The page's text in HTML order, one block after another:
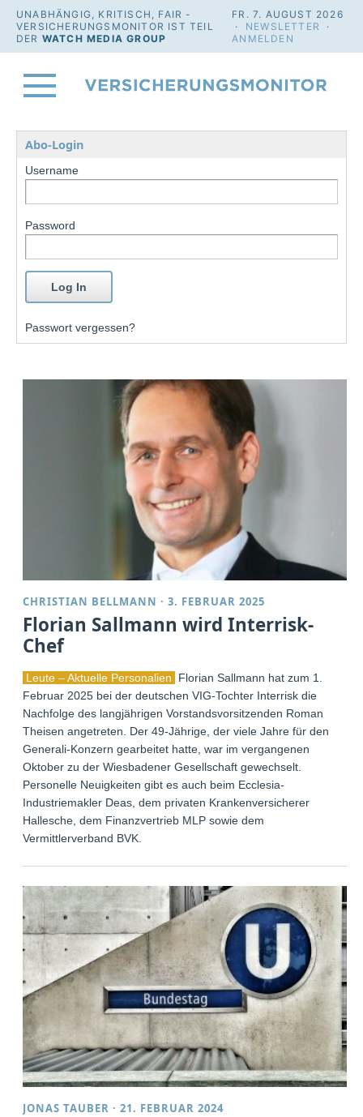
UNABHÄNGIG, KRITISCH, FAIR -
VERSICHERUNGSMONITOR IST TEIL
DER WATCH MEDIA GROUP
FR. 7. AUGUST 2026
· NEWSLETTER
·
ANMELDEN
Abo-Login
Username
Password
Passwort vergessen?
CHRISTIAN BELLMANN ·3. FEBRUAR 2025
Florian Sallmann wird Interrisk-
Chef
Leute – Aktuelle Personalien
Florian Sallmann hat zum 1.
Februar 2025 bei der deutschen VIG-Tochter Interrisk die
Nachfolge des langjährigen Vorstandsvorsitzenden Roman
Theisen angetreten. Der 49-Jährige, der viele Jahre für den
Generali-Konzern gearbeitet hatte, war im vergangenen
Oktober zu der Wiesbadener Gesellschaft gewechselt.
Personelle Neuigkeiten gibt es auch beim Ecclesia-
Industriemakler Deas, dem privaten Krankenversicherer
Hallesche, dem Finanzvertrieb MLP sowie dem
Vermittlerverband BVK.
JONAS TAUBER ·21. FEBRUAR 2024